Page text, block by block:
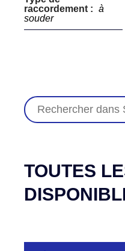
raccordement : à
souder
TOUTES